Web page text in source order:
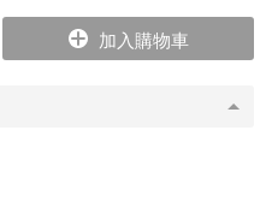
加入購物車